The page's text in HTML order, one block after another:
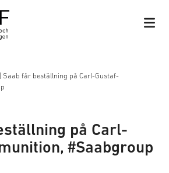
Saab får beställning på Carl-Gustaf-
på Carl-
#Saabgroup